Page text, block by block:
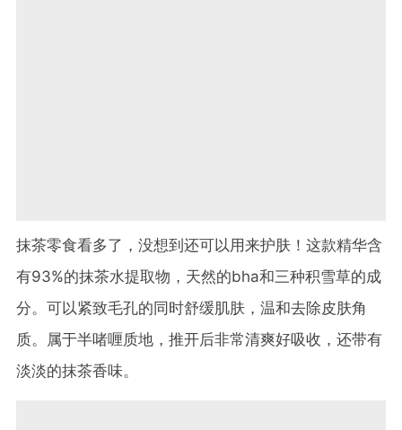
抹茶零食看多了，没想到还可以用来护肤！这款精华含
有93%的抹茶水提取物，天然的bha和三种积雪草的成
分。可以紧致毛孔的同时舒缓肌肤，温和去除皮肤角
质。属于半啫喱质地，推开后非常清爽好吸收，还带有
淡淡的抹茶香味。